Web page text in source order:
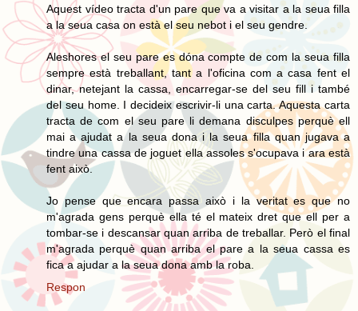
Aquest vídeo tracta d'un pare que va a visitar a la seua filla
a la seua casa on està el seu nebot i el seu gendre.
Aleshores el seu pare es dóna compte de com la seua filla
sempre està treballant, tant a l'oficina com a casa fent el
dinar, netejant la cassa, encarregar-se del seu fill i també
del seu home. I decideix escrivir-li una carta. Aquesta carta
tracta de com el seu pare li demana disculpes perquè ell
mai a ajudat a la seua dona i la seua filla quan jugava a
tindre una cassa de joguet ella assoles s'ocupava i ara està
fent això.
Jo pense que encara passa això i la veritat es que no
m'agrada gens perquè ella té el mateix dret que ell per a
tombar-se i descansar quan arriba de treballar. Però el final
m'agrada perquè quan arriba el pare a la seua cassa es
fica a ajudar a la seua dona amb la roba.
Respon